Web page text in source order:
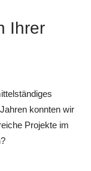
Ihrer
konnten wir
Projekte im